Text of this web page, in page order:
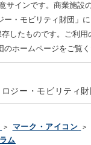
インです。商業施設の
ー・モビリティ財団」
したものです。ご利用
ホームページをご覧く
ジー・モビリティ財
マーク・アイコン
ム